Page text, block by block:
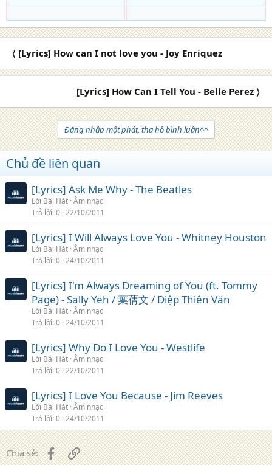
〈 [Lyrics] How can I not love you - Joy Enriquez
[Lyrics] How Can I Tell You - Belle Perez 〉
Đăng nhập một phát, tha hồ bình luận^^
Chủ đề liên quan
[Lyrics] Ask Me Why - The Beatles
Lời Bài Hát Âm nhạc
Trả lời 0 22/10/2011
[Lyrics] I Will Always Love You - Whitney Houston
Lời Bài Hát Âm nhạc
Trả lời 0 24/10/2011
[Lyrics] I'm Always Dreaming of You (ft. Tommy
Page) - Sally Yeh / 葉蒨文 / Diệp Thiên Văn
Lời Bài Hát Âm nhạc
Trả lời 0 24/10/2011
[Lyrics] Why Do I Love You - Westlife
Lời Bài Hát Âm nhạc
Trả lời 0 22/10/2011
[Lyrics] I Love You Because - Jim Reeves
Lời Bài Hát Âm nhạc
Trả lời 0 24/10/2011
Chia sẻ: FacebookLiên kết